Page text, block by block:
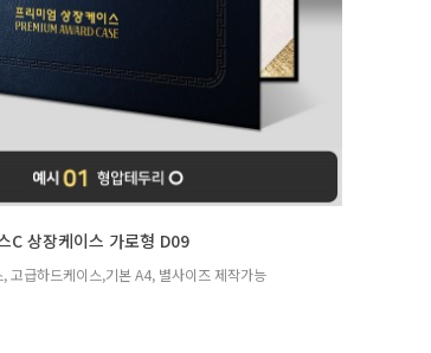
C 상장케이스 가로형 D09
고급하드케이스,기본 A4, 별사이즈 제작가능